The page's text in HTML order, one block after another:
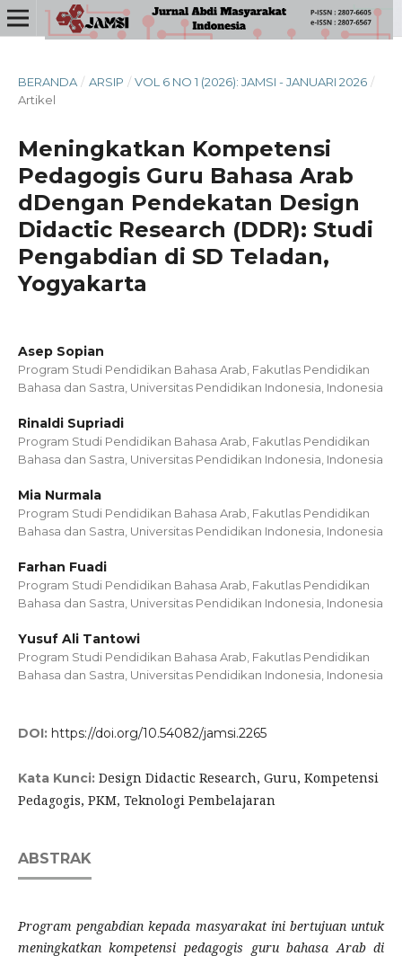
BERANDA / ARSIP / VOL 6 NO 1 (2026): JAMSI - JANUARI 2026 /
Artikel
Meningkatkan Kompetensi
Pedagogis Guru Bahasa Arab
dDengan Pendekatan Design
Didactic Research (DDR): Studi
Pengabdian di SD Teladan,
Yogyakarta
Asep Sopian
Program Studi Pendidikan Bahasa Arab, Fakutlas Pendidikan
Bahasa dan Sastra, Universitas Pendidikan Indonesia, Indonesia
Rinaldi Supriadi
Program Studi Pendidikan Bahasa Arab, Fakutlas Pendidikan
Bahasa dan Sastra, Universitas Pendidikan Indonesia, Indonesia
Mia Nurmala
Program Studi Pendidikan Bahasa Arab, Fakutlas Pendidikan
Bahasa dan Sastra, Universitas Pendidikan Indonesia, Indonesia
Farhan Fuadi
Program Studi Pendidikan Bahasa Arab, Fakutlas Pendidikan
Bahasa dan Sastra, Universitas Pendidikan Indonesia, Indonesia
Yusuf Ali Tantowi
Program Studi Pendidikan Bahasa Arab, Fakutlas Pendidikan
Bahasa dan Sastra, Universitas Pendidikan Indonesia, Indonesia
DOI: https://doi.org/10.54082/jamsi.2265
Kata Kunci: Design Didactic Research, Guru, Kompetensi
Pedagogis, PKM, Teknologi Pembelajaran
ABSTRAK
Program pengabdian kepada masyarakat ini bertujuan untuk
meningkatkan kompetensi pedagogis guru bahasa Arab di